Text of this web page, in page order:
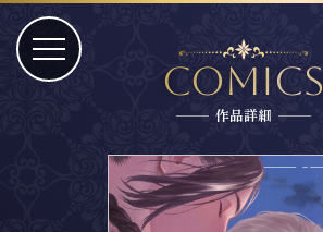
Comics
作品詳細